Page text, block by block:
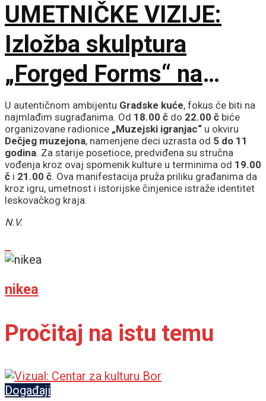
UMETNIČKE VIZIJE:
Izložba skulptura
„Forged Forms“ na
Zlatiboru
U autentičnom ambijentu Gradske kuće, fokus će biti na
najmlađim sugrađanima. Od 18.00 č do 22.00 č biće
organizovane radionice „Muzejski igranjac“ u okviru
Dečjeg muzejona, namenjene deci uzrasta od 5 do 11
godina. Za starije posetioce, predviđena su stručna
vođenja kroz ovaj spomenik kulture u terminima od 19.00
č i 21.00 č. Ova manifestacija pruža priliku građanima da
kroz igru, umetnost i istorijske činjenice istraže identitet
leskovačkog kraja.
N.V.
nikea
Pročitaj na istu temu
Događaji